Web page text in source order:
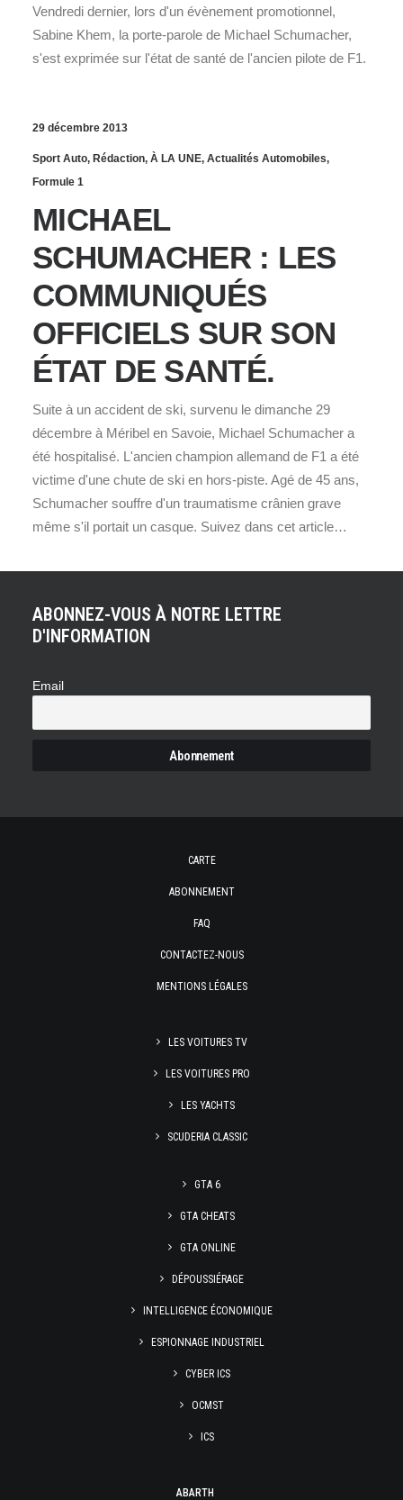
Vendredi dernier, lors d'un évènement promotionnel,
Sabine Khem, la porte-parole de Michael Schumacher,
s'est exprimée sur l'état de santé de l'ancien pilote de F1.
29 décembre 2013
Sport Auto, Rédaction, À LA UNE, Actualités Automobiles,
Formule 1
MICHAEL
SCHUMACHER : LES
COMMUNIQUÉS
OFFICIELS SUR SON
ÉTAT DE SANTÉ.
Suite à un accident de ski, survenu le dimanche 29
décembre à Méribel en Savoie, Michael Schumacher a
été hospitalisé. L'ancien champion allemand de F1 a été
victime d'une chute de ski en hors-piste. Agé de 45 ans,
Schumacher souffre d'un traumatisme crânien grave
même s'il portait un casque. Suivez dans cet article…
ABONNEZ-VOUS À NOTRE LETTRE
D'INFORMATION
Email
CARTE
ABONNEMENT
FAQ
CONTACTEZ-NOUS
MENTIONS LÉGALES
LES VOITURES TV
LES VOITURES PRO
LES YACHTS
SCUDERIA CLASSIC
GTA 6
GTA CHEATS
GTA ONLINE
DÉPOUSSIÉRAGE
INTELLIGENCE ÉCONOMIQUE
ESPIONNAGE INDUSTRIEL
CYBER ICS
OCMST
ICS
ABARTH